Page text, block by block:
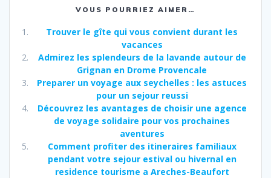
VOUS POURRIEZ AIMER…
Trouver le gîte qui vous convient durant les
vacances
Admirez les splendeurs de la lavande autour de
Grignan en Drome Provencale
Preparer un voyage aux seychelles : les astuces
pour un sejour reussi
Découvrez les avantages de choisir une agence
de voyage solidaire pour vos prochaines
aventures
Comment profiter des itineraires familiaux
pendant votre sejour estival ou hivernal en
residence tourisme a Areches-Beaufort